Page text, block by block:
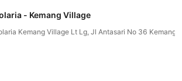
- Kemang Village
Kemang Village Lt Lg, Jl Antasari No 36